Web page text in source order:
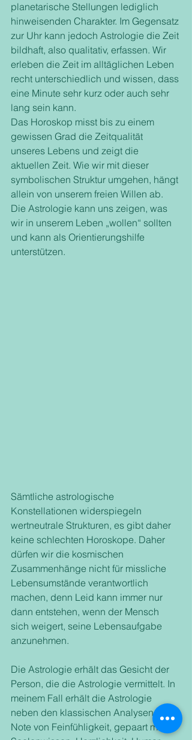
planetarische Stellungen lediglich
hinweisenden Charakter. Im Gegensatz
zur Uhr kann jedoch Astrologie die Zeit
bildhaft, also qualitativ, erfassen. Wir
erleben die Zeit im alltäglichen Leben
recht unterschiedlich und wissen, dass
eine Minute sehr kurz oder auch sehr
lang sein kann.
Das Horoskop misst bis zu einem
gewissen Grad die Zeitqualität
unseres Lebens und zeigt die
aktuellen Zeit. Wie wir mit dieser
symbolischen Struktur umgehen, hängt
allein von unserem freien Willen ab.
Die Astrologie kann uns zeigen, was
wir in unserem Leben „wollen“ sollten
und kann als Orientierungshilfe
unterstützen.
Sämtliche astrologische
Konstellationen widerspiegeln
wertneutrale Strukturen, es gibt daher
keine schlechten Horoskope. Daher
dürfen wir die kosmischen
Zusammenhänge nicht für missliche
Lebensumstände verantwortlich
machen, denn Leid kann immer nur
dann entstehen, wenn der Mensch
sich weigert, seine Lebensaufgabe
anzunehmen.
Die Astrologie erhält das Gesicht der
Person, die die Astrologie vermittelt. In
meinem Fall erhält die Astrologie
neben den klassischen Analysen eine
Note von Feinfühligkeit, gepaart mit